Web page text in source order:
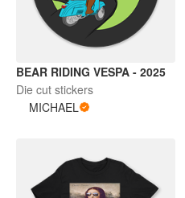
BEAR RIDING VESPA - 2025
Die cut stickers
MICHAEL